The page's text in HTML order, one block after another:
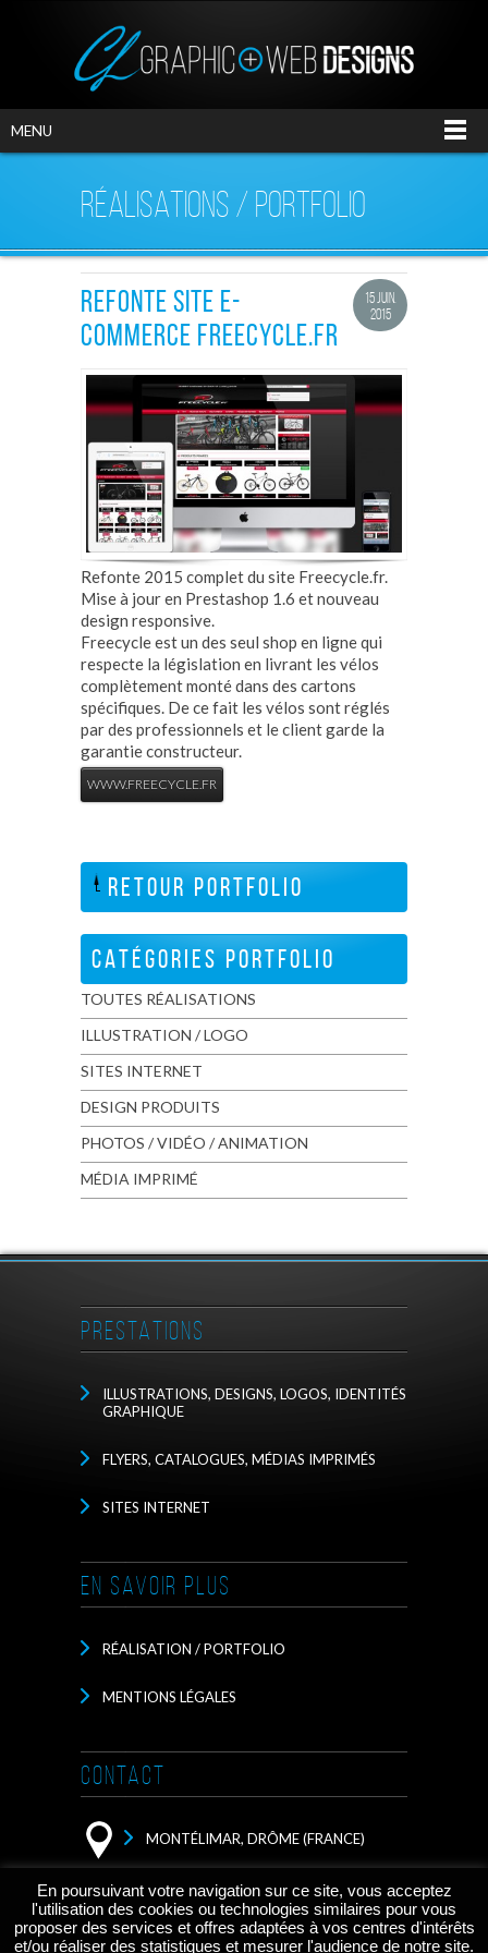
MENU
RÉALISATIONS / PORTFOLIO
15 JUIN.
2015
REFONTE SITE E-
COMMERCE FREECYCLE.FR
Refonte 2015 complet du site Freecycle.fr.
Mise à jour en Prestashop 1.6 et nouveau
design responsive.
Freecycle est un des seul shop en ligne qui
respecte la législation en livrant les vélos
complètement monté dans des cartons
spécifiques. De ce fait les vélos sont réglés
par des professionnels et le client garde la
garantie constructeur.
WWW.FREECYCLE.FR
RETOUR PORTFOLIO
CATÉGORIES PORTFOLIO
TOUTES RÉALISATIONS
ILLUSTRATION / LOGO
SITES INTERNET
DESIGN PRODUITS
PHOTOS / VIDÉO / ANIMATION
MÉDIA IMPRIMÉ
PRESTATIONS
ILLUSTRATIONS, DESIGNS, LOGOS, IDENTITÉS
GRAPHIQUE
FLYERS, CATALOGUES, MÉDIAS IMPRIMÉS
SITES INTERNET
EN SAVOIR PLUS
RÉALISATION / PORTFOLIO
MENTIONS LÉGALES
CONTACT
MONTÉLIMAR, DRÔME (FRANCE)
CONTACTEZ MOI PAR EMAIL
En poursuivant votre navigation sur ce site, vous acceptez
l'utilisation des cookies ou technologies similaires pour vous
proposer des services et offres adaptées à vos centres d'intérêts
et/ou réaliser des statistiques et mesurer l'audience de notre site.